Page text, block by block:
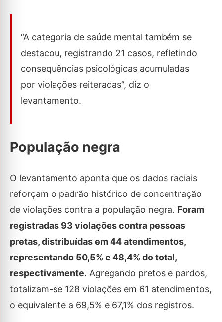
“A categoria de saúde mental também se
destacou, registrando 21 casos, refletindo
consequências psicológicas acumuladas
por violações reiteradas”, diz o
levantamento.
População negra
O levantamento aponta que os dados raciais
reforçam o padrão histórico de concentração
de violações contra a população negra. Foram
registradas 93 violações contra pessoas
pretas, distribuídas em 44 atendimentos,
representando 50,5% e 48,4% do total,
respectivamente. Agregando pretos e pardos,
totalizam-se 128 violações em 61 atendimentos,
o equivalente a 69,5% e 67,1% dos registros.